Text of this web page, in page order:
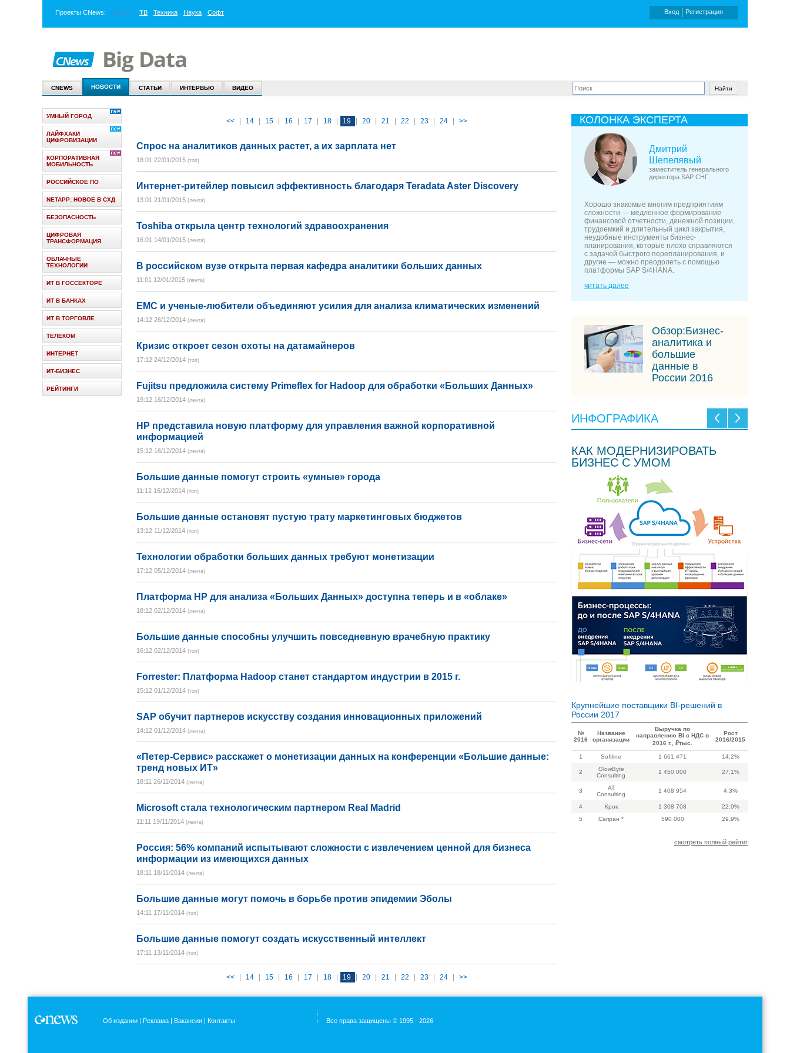
Вход Регистрация
Проекты CNews: Маркет ТВ Техника Наука Софт
CNEWS НОВОСТИ СТАТЬИ ИНТЕРВЬЮ ВИДЕО
<< 14 15 16 17 18 19 20 21 22 23 24 >>
Спрос на аналитиков данных растет, а их зарплата нет
18:01 22/01/2015 (топ)
Интернет-ритейлер повысил эффективность благодаря Teradata Aster Discovery
13:01 21/01/2015 (лента)
Toshiba открыла центр технологий здравоохранения
16:01 14/01/2015 (лента)
В российском вузе открыта первая кафедра аналитики больших данных
11:01 12/01/2015 (лента)
EMC и ученые-любители объединяют усилия для анализа климатических изменений
14:12 26/12/2014 (лента)
Кризис откроет сезон охоты на датамайнеров
17:12 24/12/2014 (топ)
Fujitsu предложила систему Primeflex for Hadoop для обработки «Больших Данных»
19:12 16/12/2014 (лента)
HP представила новую платформу для управления важной корпоративной
информацией
15:12 16/12/2014 (лента)
Большие данные помогут строить «умные» города
11:12 16/12/2014 (топ)
Большие данные остановят пустую трату маркетинговых бюджетов
13:12 11/12/2014 (топ)
Технологии обработки больших данных требуют монетизации
17:12 05/12/2014 (лента)
Платформа HP для анализа «Больших Данных» доступна теперь и в «облаке»
18:12 02/12/2014 (лента)
Большие данные способны улучшить повседневную врачебную практику
16:12 02/12/2014 (топ)
Forrester: Платформа Hadoop станет стандартом индустрии в 2015 г.
15:12 01/12/2014 (топ)
SAP обучит партнеров искусству создания инновационных приложений
14:12 01/12/2014 (лента)
«Петер-Сервис» расскажет о монетизации данных на конференции «Большие данные:
тренд новых ИТ»
18:11 26/11/2014 (лента)
Microsoft стала технологическим партнером Real Madrid
11:11 19/11/2014 (лента)
Россия: 56% компаний испытывают сложности с извлечением ценной для бизнеса
информации из имеющихся данных
18:11 18/11/2014 (лента)
Большие данные могут помочь в борьбе против эпидемии Эболы
14:11 17/11/2014 (топ)
Большие данные помогут создать искусственный интеллект
17:11 13/11/2014 (топ)
<< 14 15 16 17 18 19 20 21 22 23 24 >>
КОЛОНКА ЭКСПЕРТА
Дмитрий
Шепелявый
заместитель генерального
директора SAP СНГ
Хорошо знакомые многим предприятиям
сложности — медленное формирование
финансовой отчетности, денежной позиции,
трудоемкий и длительный цикл закрытия,
неудобные инструменты бизнес-
планирования, которые плохо справляются
с задачей быстрого перепланирования, и
другие — можно преодолеть с помощью
платформы SAP S/4HANA.
читать далее
Обзор:Бизнес-
аналитика и
большие
данные в
России 2016
ИНФОГРАФИКА
КАК МОДЕРНИЗИРОВАТЬ
БИЗНЕС С УМОМ
Next
Крупнейшие поставщики BI-решений в
России 2017
№
2016
Название
организации
Выручка по
направлению BI с НДС в
2016 г., ₽тыс.
Рост
2016/2015
1 Softline 1 661 471 14,2%
2
GlowByte
Consulting
1 450 000 27,1%
3
AT
Consulting
1 408 954 4,3%
4 Крок 1 308 708
22,9%
5
Сапран * 590 000 29,9%
смотреть полный рейтиг
УМНЫЙ ГОРОД
ЛАЙФХАКИ
ЦИФРОВИЗАЦИИ
КОРПОРАТИВНАЯ
МОБИЛЬНОСТЬ
РОССИЙСКОЕ ПО
NETAPP: НОВОЕ В СХД
БЕЗОПАСНОСТЬ
ЦИФРОВАЯ
ТРАНСФОРМАЦИЯ
ОБЛАЧНЫЕ
ТЕХНОЛОГИИ
ИТ В ГОССЕКТОРЕ
ИТ В БАНКАХ
ИТ В ТОРГОВЛЕ
ТЕЛЕКОМ
ИНТЕРНЕТ
ИТ-БИЗНЕС
РЕЙТИНГИ
Об издании Реклама Вакансии Контакты Все права защищены © 1995 - 2026